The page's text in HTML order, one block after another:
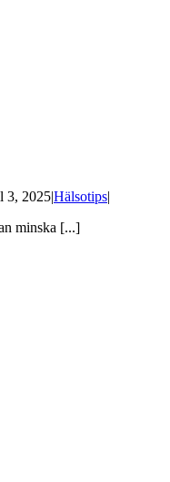
3, 2025|Hälsotips|
minska [...]